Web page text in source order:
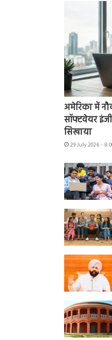
अमेरिका में
सॉफ्टवेयर
सिखाया
29 July 2026 -